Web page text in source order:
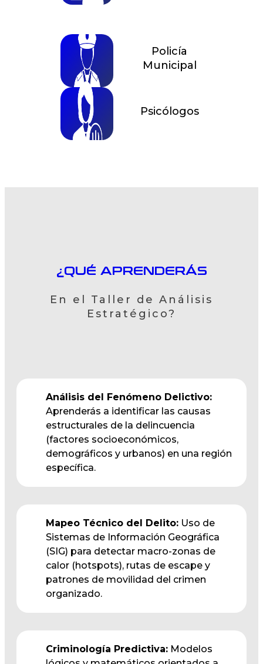
Policía
Municipal
Psicólogos
¿QUÉ APRENDERÁS
En el Taller de Análisis
Estratégico?
Análisis del Fenómeno Delictivo:
Aprenderás a identificar las causas
estructurales de la delincuencia
(factores socioeconómicos,
demográficos y urbanos) en una región
específica.
Mapeo Técnico del Delito: Uso de
Sistemas de Información Geográfica
(SIG) para detectar macro-zonas de
calor (hotspots), rutas de escape y
patrones de movilidad del crimen
organizado.
Criminología Predictiva: Modelos